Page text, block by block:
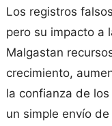
Los registros
pero su impacto a
Malgastan
crecimiento,
la confianza de
un simple envío